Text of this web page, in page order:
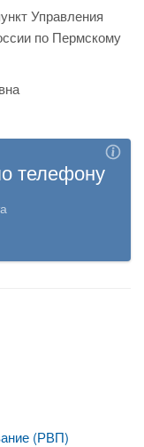
Управления
по Пермскому
(РВП)